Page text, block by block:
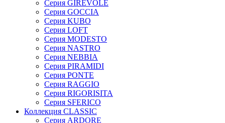
Серия GIREVOLE
Серия GOCCIA
Серия KUBO
Серия LOFT
Серия MODESTO
Серия NASTRO
Серия NEBBIA
Серия PIRAMIDI
Серия PONTE
Серия RAGGIO
Серия RIGORISITA
Серия SFERICO
Коллекция CLASSIC
Серия ARDORE